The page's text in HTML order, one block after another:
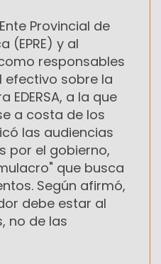
Provincial de
(EPRE) y al
responsables
sobre la
a la que
a costa de los
las audiencias
por el gobierno,
que busca
Según afirmó,
debe estar al
no de las